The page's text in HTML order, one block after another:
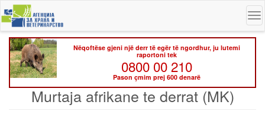
Skip
to
main
content
Nëqoftëse gjeni një derr të egër të ngordhur, ju lutemi
raportoni tek
0800 00 210
Pason çmim prej 600 denarë
Murtaja afrikane te derrat (MK)